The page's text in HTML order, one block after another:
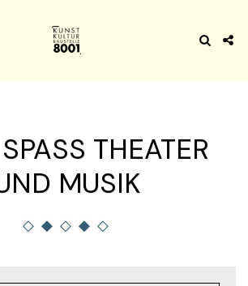
THEATER U
MUSIK